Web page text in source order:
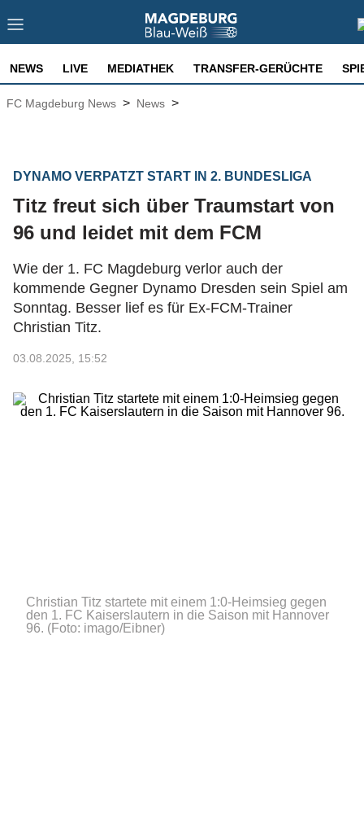
NEWS LIVE MEDIATHEK TRANSFER-GERÜCHTE
FC Magdeburg News > News >
DYNAMO VERPATZT START IN 2. BUNDESLIGA
Titz freut sich über Traumstart von
96 und leidet mit dem FCM
Wie der 1. FC Magdeburg verlor auch der
kommende Gegner Dynamo Dresden sein Spiel am
Sonntag. Besser lief es für Ex-FCM-Trainer
Christian Titz.
03.08.2025, 15:52
Christian Titz startete mit einem 1:0-Heimsieg gegen
den 1. FC Kaiserslautern in die Saison mit Hannover
96. (Foto: imago/Eibner)